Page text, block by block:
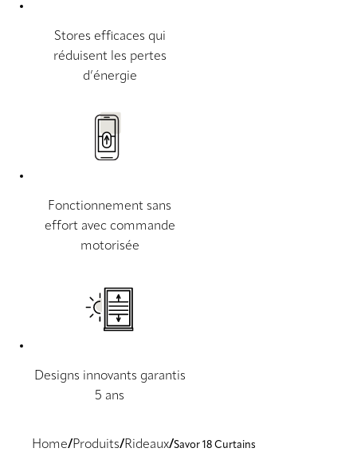
Stores efficaces qui
réduisent les pertes
d’énergie
Fonctionnement sans
effort avec commande
motorisée
Designs innovants garantis
5 ans
Home Produits Rideaux Savor 18 Curtains